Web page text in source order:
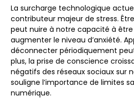
La surcharge technologique
contributeur majeur de stress.
peut nuire à notre capacité à
augmenter le niveau d’anxiété.
déconnecter périodiquement
plus, la prise de conscience
négatifs des réseaux sociaux sur
souligne l’importance de limites
numérique.